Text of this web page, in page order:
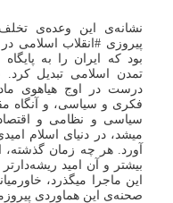
نشانه‌ی این وعده‌ی
پیروزی #انقلاب اسلامی
بود که ایران را به
تمدن اسلامی تبدیل
درست در اوج هیاهوی
فکری و سیاسی، و آنگاه
سیاسی و نظامی و
میشد، در دنیای اسلام
آورد. هر چه زمان گذشته،
بیشتر و آن امید
این ماجرا میگذرد،
صحنه‌ی این هماوردی